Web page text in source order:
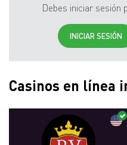
Debes iniciar sesión
INICIAR SESIÓN
Casinos en línea